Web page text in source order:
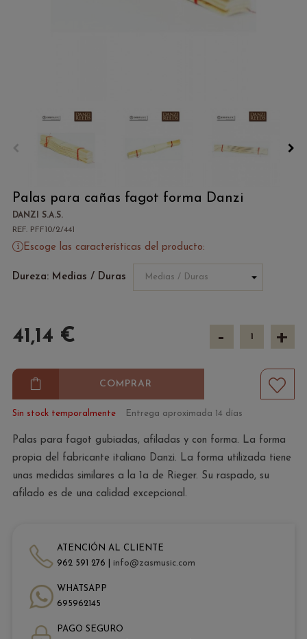
Palas para cañas fagot forma Danzi
DANZI S.A.S.
REF. PFF10/2/441
Escoge las características del producto:
Dureza: Medias / Duras
41,14 € - +
COMPRAR
Sin stock temporalmente Entrega aproximada 14 días
Palas para fagot gubiadas, afiladas y con forma. La forma
propia del fabricante italiano Danzi. La forma utilizada tiene
unas medidas similares a la 1a de Rieger. Su raspado, su
afilado es de una calidad excepcional.
ATENCIÓN AL CLIENTE
962 591 276 | info@zasmusic.com
WHATSAPP
695962145
PAGO SEGURO